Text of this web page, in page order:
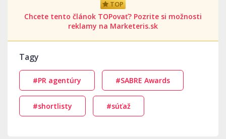
TOP
Chcete tento článok TOPovať? Pozrite si možnosti
reklamy na Marketeris.sk
Tagy
#PR agentúry #SABRE Awards
#shortlisty #súťaž